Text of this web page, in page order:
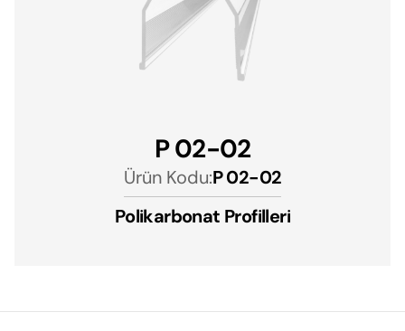
P 02-02
Ürün Kodu:P 02-02
Polikarbonat Profilleri